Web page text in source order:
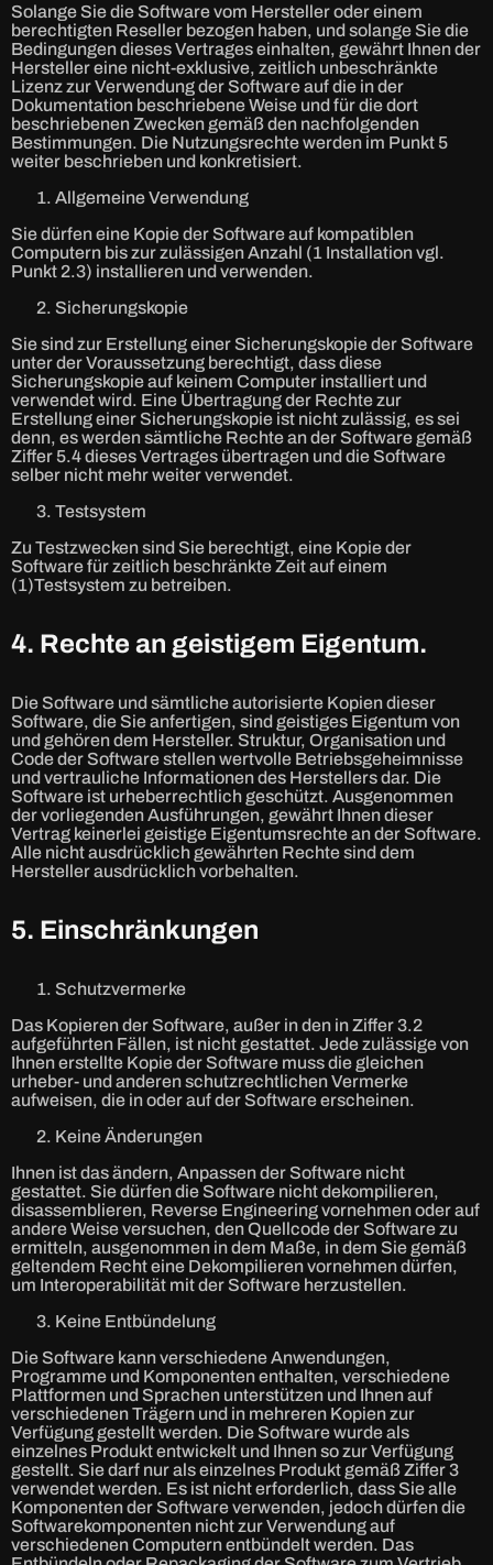
Solange Sie die Software vom Hersteller oder einem
berechtigten Reseller bezogen haben, und solange Sie die
Bedingungen dieses Vertrages einhalten, gewährt Ihnen der
Hersteller eine nicht-exklusive, zeitlich unbeschränkte
Lizenz zur Verwendung der Software auf die in der
Dokumentation beschriebene Weise und für die dort
beschriebenen Zwecken gemäß den nachfolgenden
Bestimmungen. Die Nutzungsrechte werden im Punkt 5
weiter beschrieben und konkretisiert.
Allgemeine Verwendung
Sie dürfen eine Kopie der Software auf kompatiblen
Computern bis zur zulässigen Anzahl (1 Installation vgl.
Punkt 2.3) installieren und verwenden.
Sicherungskopie
Sie sind zur Erstellung einer Sicherungskopie der Software
unter der Voraussetzung berechtigt, dass diese
Sicherungskopie auf keinem Computer installiert und
verwendet wird. Eine Übertragung der Rechte zur
Erstellung einer Sicherungskopie ist nicht zulässig, es sei
denn, es werden sämtliche Rechte an der Software gemäß
Ziffer 5.4 dieses Vertrages übertragen und die Software
selber nicht mehr weiter verwendet.
Testsystem
Zu Testzwecken sind Sie berechtigt, eine Kopie der
Software für zeitlich beschränkte Zeit auf einem
(1)Testsystem zu betreiben.
4. Rechte an geistigem Eigentum.
Die Software und sämtliche autorisierte Kopien dieser
Software, die Sie anfertigen, sind geistiges Eigentum von
und gehören dem Hersteller. Struktur, Organisation und
Code der Software stellen wertvolle Betriebsgeheimnisse
und vertrauliche Informationen des Herstellers dar. Die
Software ist urheberrechtlich geschützt. Ausgenommen
der vorliegenden Ausführungen, gewährt Ihnen dieser
Vertrag keinerlei geistige Eigentumsrechte an der Software.
Alle nicht ausdrücklich gewährten Rechte sind dem
Hersteller ausdrücklich vorbehalten.
5. Einschränkungen
Schutzvermerke
Das Kopieren der Software, außer in den in Ziffer 3.2
aufgeführten Fällen, ist nicht gestattet. Jede zulässige von
Ihnen erstellte Kopie der Software muss die gleichen
urheber- und anderen schutzrechtlichen Vermerke
aufweisen, die in oder auf der Software erscheinen.
Keine Änderungen
Ihnen ist das ändern, Anpassen der Software nicht
gestattet. Sie dürfen die Software nicht dekompilieren,
disassemblieren, Reverse Engineering vornehmen oder auf
andere Weise versuchen, den Quellcode der Software zu
ermitteln, ausgenommen in dem Maße, in dem Sie gemäß
geltendem Recht eine Dekompilieren vornehmen dürfen,
um Interoperabilität mit der Software herzustellen.
Keine Entbündelung
Die Software kann verschiedene Anwendungen,
Programme und Komponenten enthalten, verschiedene
Plattformen und Sprachen unterstützen und Ihnen auf
verschiedenen Trägern und in mehreren Kopien zur
Verfügung gestellt werden. Die Software wurde als
einzelnes Produkt entwickelt und Ihnen so zur Verfügung
gestellt. Sie darf nur als einzelnes Produkt gemäß Ziffer 3
verwendet werden. Es ist nicht erforderlich, dass Sie alle
Komponenten der Software verwenden, jedoch dürfen die
Softwarekomponenten nicht zur Verwendung auf
verschiedenen Computern entbündelt werden. Das